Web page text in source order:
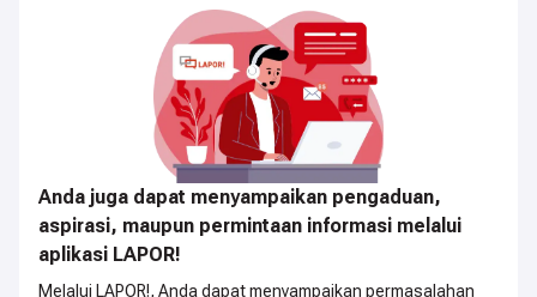
Anda juga dapat menyampaikan pengaduan,
aspirasi, maupun permintaan informasi melalui
aplikasi LAPOR!
Melalui LAPOR!, Anda dapat menyampaikan permasalahan